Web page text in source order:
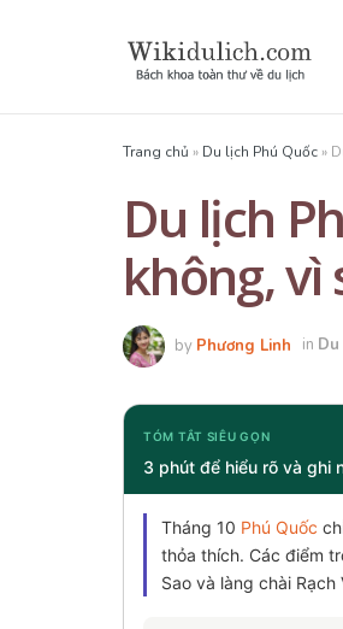
Trang chủ » Du lịch Phú Quốc »
Du lịch
không, vì
by Phương Linh in
TÓM TẮT SIÊU GỌN
3 phút để hiểu rõ và ghi
Tháng 10 Phú Quốc
thỏa thích. Các điểm
Sao và làng chài